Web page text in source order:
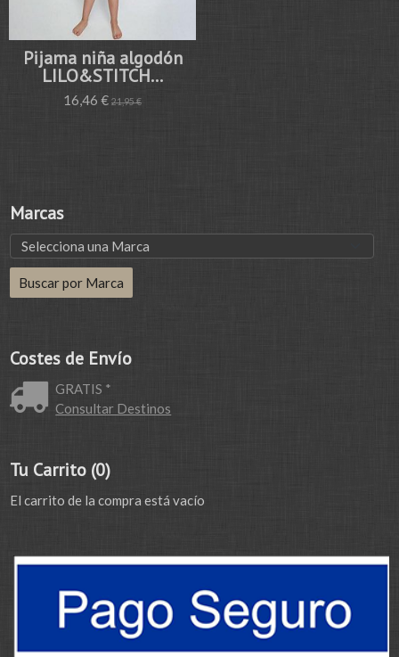
Marcas
Costes de Envío
GRATIS *
Consultar Destinos
Tu Carrito (0)
El carrito de la compra está vacío
Pijama niña algodón
LILO&STITCH...
16,46 € 21,95 €